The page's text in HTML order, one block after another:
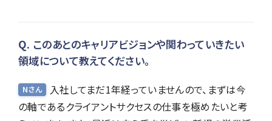
このあとのキャリアビジョンや関わっていきたい
領域について教えてください。
Nさん
入社してまだ1年経っていませんので、まずは今
の軸であるクライアントサクセスの仕事を極めたいと考